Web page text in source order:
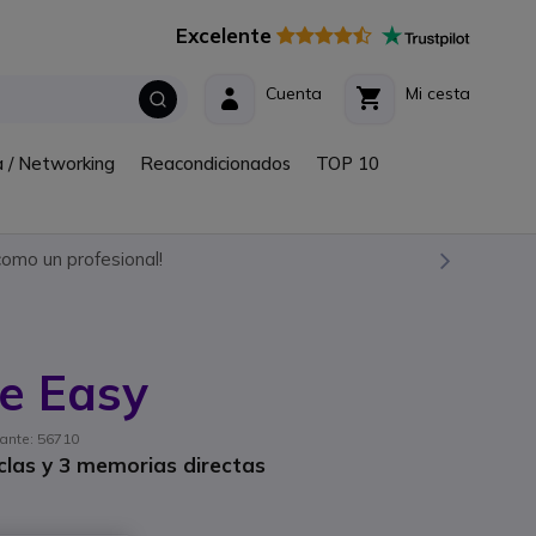
Excelente
Mi cesta
Cuenta
/ Networking Reacondicionados TOP 10
un profesional!
Easy
56710
y 3 memorias directas